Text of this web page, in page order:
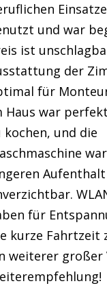
und war
ist
der
für
Haus war
kochen, und die
Aufenthalt
für
kurze Fahrtzeit
weiterer großer